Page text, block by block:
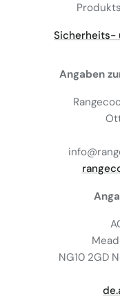
Sicherheits-
Angaben
NG10 2GD